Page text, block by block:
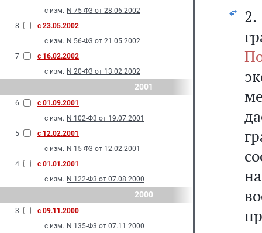
с изм. N 75-Ф3 от 28.06.2002
8
с 23.05.2002
с изм. N 56-Ф3 от 21.05.2002
7
с 16.02.2002
с изм. N 20-Ф3 от 13.02.2002
2001
6
с 01.09.2001
с изм. N 102-Ф3 от 19.07.2001
5
с 12.02.2001
с изм. N 15-Ф3 от 12.02.2001
4
с 01.01.2001
с изм. N 122-Ф3 от 07.08.2000
2000
3
с 09.11.2000
с изм. N 135-Ф3 от 07.11.2000